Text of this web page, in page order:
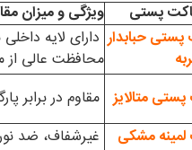
پستی ویژگی و میزان
حبابدار دارای لایه
محافظت عالی از
متالایز مقاوم در برابر
مشکی
غیرشفاف، ضد